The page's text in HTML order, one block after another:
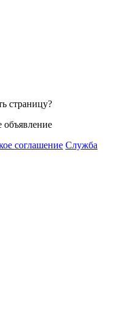
страницу?
объявление
соглашение Служба